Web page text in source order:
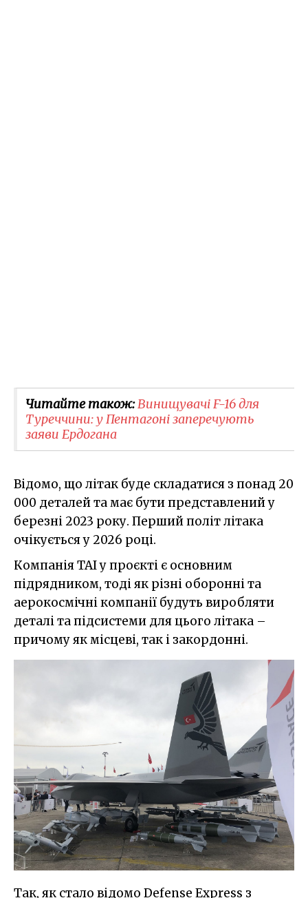
Читайте також:Винищувачі F-16 для
Туреччини: у Пентагоні заперечують
заяви Ердогана
Відомо, що літак буде складатися з понад 20
000 деталей та має бути представлений у
березні 2023 року. Перший політ літака
очікується у 2026 році.
Компанія TAI у проєкті є основним
підрядником, тоді як різні оборонні та
аерокосмічні компанії будуть виробляти
деталі та підсистеми для цього літака –
причому як місцеві, так і закордонні.
Так, як стало відомо Defense Express з